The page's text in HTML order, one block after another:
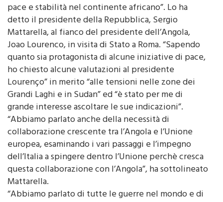
ROMA (ITALPRESS) – “L’Angola è protagonista di
pace e stabilità nel continente africano”. Lo ha
detto il presidente della Repubblica, Sergio
Mattarella, al fianco del presidente dell’Angola,
Joao Lourenco, in visita di Stato a Roma. “Sapendo
quanto sia protagonista di alcune iniziative di pace,
ho chiesto alcune valutazioni al presidente
Lourenço” in merito “alle tensioni nelle zone dei
Grandi Laghi e in Sudan” ed “è stato per me di
grande interesse ascoltare le sue indicazioni”.
“Abbiamo parlato anche della necessità di
collaborazione crescente tra l’Angola e l’Unione
europea, esaminando i vari passaggi e l’impegno
dell’Italia a spingere dentro l’Unione perchè cresca
questa collaborazione con l’Angola”, ha sottolineato
Mattarella.